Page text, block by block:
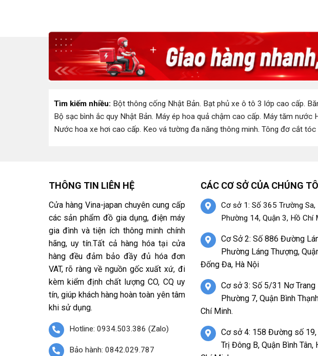
Tìm kiếm nhiều: Bột thông cống Nhật Bản. Bạt phủ xe ô tô 3 lớp cao cấp.
Bộ sạc bình ắc quy Nhật Bản. Máy ép hoa quả chậm cao cấp. Máy tăm nước
Nước hoa xe hơi cao cấp. Keo vá tường đa năng thông minh. Tông đơ cắt tóc
THÔNG TIN LIÊN HỆ
Cửa hàng Vina-japan chuyên cung cấp
các sản phẩm đồ gia dụng, điện máy
gia đình và tiện ích thông minh chính
hãng, uy tín.Tất cả hàng hóa tại cửa
hàng đều đảm bảo đầy đủ hóa đơn
VAT, rõ ràng về nguồn gốc xuất xứ, đi
kèm kiểm định chất lượng CO, CQ uy
tín, giúp khách hàng hoàn toàn yên tâm
khi sử dụng.
Hotline: 0934.503.386 (Zalo)
Bảo hành: 0842.029.787
CÁC CƠ SỞ CỦA CHÚNG
Cơ sở 1: Số 365 Trường Sa,
Phường 14, Quận 3, Hồ Chí
Cơ Sở 2: Số 886 Đường
Phường Láng Thượng,
Đống Đa, Hà Nội
Cơ sở 3: Số 5/31 Nơ Trang
Phường 7, Quận Bình
Chí Minh.
Cơ sở 4: 158 Đường số 19,
Trị Đông B, Quận Bình Tân,